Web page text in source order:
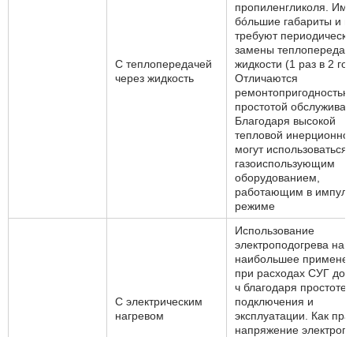
С теплопередачей
через жидкость
пропиленгликоля.
бóльшие габариты и
требуют
замены
жидкости (1 раз в 2
Отличаются
простотой
Благодаря высокой
тепловой
могут использоваться
газоиспользующим
оборудованием,
работающим в
режиме
С электрическим
нагревом
Использование
электроподогрева
наибольшее
при расходах СУГ до
ч благодаря простоте
подключения и
эксплуатации. Как
напряжение